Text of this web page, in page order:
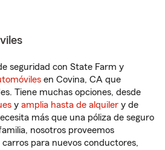
seguridad con State Farm y
en Covina, CA que
Tiene muchas opciones, desde
y amplia hasta de alquiler y de
más que una póliza de seguro
nosotros proveemos
para nuevos conductores,